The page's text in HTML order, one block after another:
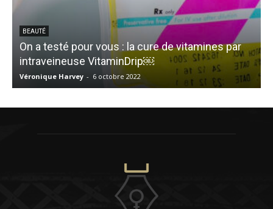
BEAUTÉ
On a testé pour vous : la cure de vitamines par
intraveineuse VitaminDrip￼
Véronique Harvey - 6 octobre 2022